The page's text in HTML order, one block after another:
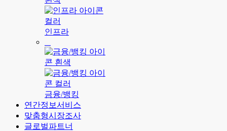
인프라
금융/뱅킹
연간정보서비스
맞춤형시장조사
글로벌파트너